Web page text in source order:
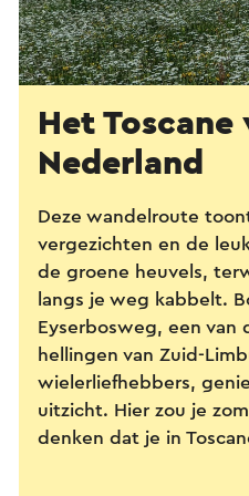
Het Toscane
Nederland
Deze wandelroute
vergezichten en de
de groene heuvels,
langs je weg kabbelt.
Eyserbosweg, een van
hellingen van Zuid-
wielerliefhebbers,
uitzicht. Hier zou je
denken dat je in